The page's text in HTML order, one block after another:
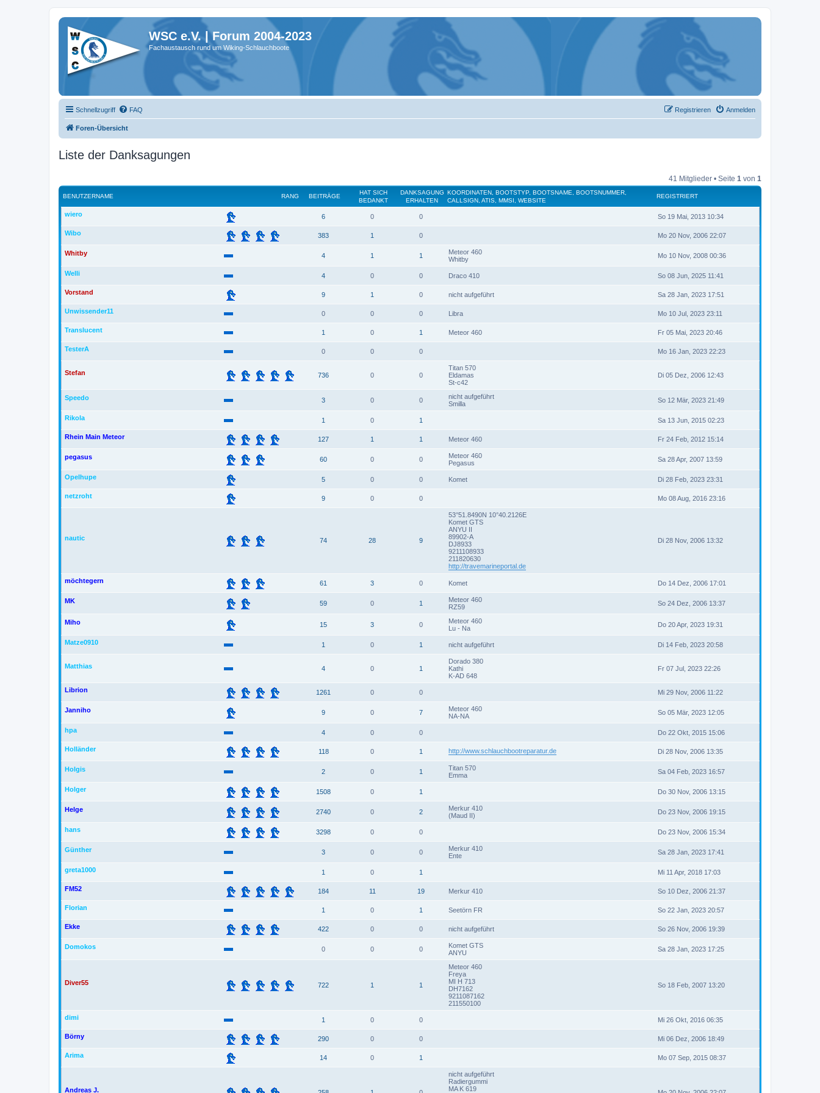
WSC e.V. | Forum 2004-2023
Fachaustausch rund um Wiking-Schlauchboote
Schnellzugriff FAQ Anmelden
Registrieren
Foren-Übersicht
Liste der Danksagungen
41 Mitglieder • Seite 1 von 1
RANG
BENUTZERNAME BEITRÄGE
HAT SICH
BEDANKT
DANKSAGUNG
ERHALTEN
KOORDINATEN, BOOTSTYP, BOOTSNAME, BOOTSNUMMER,
CALLSIGN, ATIS, MMSI, WEBSITE
REGISTRIERT
wiero 6 0 0 So 19 Mai, 2013 10:34
Wibo 383 1 0 Mo 20 Nov, 2006 22:07
Whitby 4 1 1
Meteor 460
Whitby
Mo 10 Nov, 2008 00:36
Welli 4 0 0 Draco 410 So 08 Jun, 2025 11:41
Vorstand 9 1 0 nicht aufgeführt Sa 28 Jan, 2023 17:51
Unwissender11 0 0 0 Libra Mo 10 Jul, 2023 23:11
Translucent 1 0 1 Meteor 460 Fr 05 Mai, 2023 20:46
TesterA 0 0 0 Mo 16 Jan, 2023 22:23
Stefan 736 0 0
Titan 570
Eldamas
St-c42
Di 05 Dez, 2006 12:43
Speedo 3 0 0
nicht aufgeführt
Smilla
So 12 Mär, 2023 21:49
Rikola 1 0 1 Sa 13 Jun, 2015 02:23
Rhein Main Meteor 127 1 1 Meteor 460 Fr 24 Feb, 2012 15:14
pegasus 60 0 0
Meteor 460
Pegasus
Sa 28 Apr, 2007 13:59
Opelhupe 5 0 0 Komet Di 28 Feb, 2023 23:31
netzroht 9 0 0 Mo 08 Aug, 2016 23:16
nautic 74 28 9
53°51.8490N 10°40.2126E
Komet GTS
ANYU II
89902-A
DJ8933
9211108933
211820630
http://travemarineportal.de
Di 28 Nov, 2006 13:32
möchtegern 61 3 0 Komet Do 14 Dez, 2006 17:01
MK 59 0 1
Meteor 460
RZ59
So 24 Dez, 2006 13:37
Miho 15 3 0
Meteor 460
Lu - Na
Do 20 Apr, 2023 19:31
Matze0910 1 0 1 nicht aufgeführt Di 14 Feb, 2023 20:58
Matthias 4 0 1
Dorado 380
Kathi
K-AD 648
Fr 07 Jul, 2023 22:26
Librion 1261 0 0 Mi 29 Nov, 2006 11:22
Janniho 9 0 7
Meteor 460
NA-NA
So 05 Mär, 2023 12:05
hpa 4 0 0 Do 22 Okt, 2015 15:06
Holländer 118 0 1 http://www.schlauchbootreparatur.de Di 28 Nov, 2006 13:35
Holgis 2 0 1
Titan 570
Emma
Sa 04 Feb, 2023 16:57
Holger 1508 0 1 Do 30 Nov, 2006 13:15
Helge 2740 0 2
Merkur 410
(Maud II)
Do 23 Nov, 2006 19:15
hans 3298 0 0 Do 23 Nov, 2006 15:34
Günther 3 0 0
Merkur 410
Ente
Sa 28 Jan, 2023 17:41
greta1000 1 0 1 Mi 11 Apr, 2018 17:03
FM52 184 11 19 Merkur 410 So 10 Dez, 2006 21:37
Florian 1 0 1 Seetörn FR So 22 Jan, 2023 20:57
Ekke 422 0 0 nicht aufgeführt So 26 Nov, 2006 19:39
Domokos 0 0 0
Komet GTS
ANYU
Sa 28 Jan, 2023 17:25
Diver55 722 1 1
Meteor 460
Freya
MI H 713
DH7162
9211087162
211550100
So 18 Feb, 2007 13:20
dimi 1 0 0 Mi 26 Okt, 2016 06:35
Börny 290 0 0 Mi 06 Dez, 2006 18:49
Arima 14 0 1 Mo 07 Sep, 2015 08:37
Andreas J.
nicht aufgeführt
Radiergummi
MA K 619